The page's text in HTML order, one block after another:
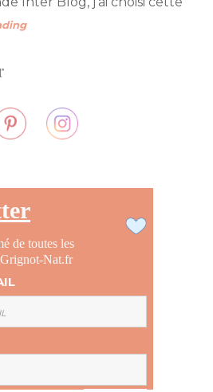
de toutes les
Nat.fr